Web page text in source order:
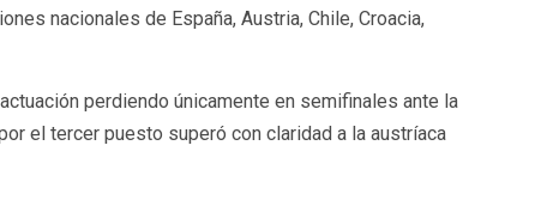
nacionales de España, Austria, Chile, Croacia,
perdiendo únicamente en semifinales ante la
el tercer puesto superó con claridad a la austríaca